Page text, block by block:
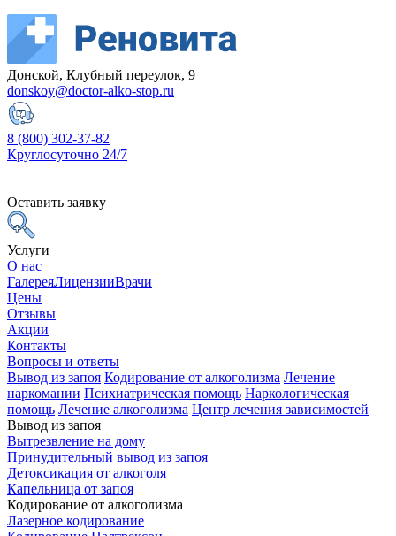
Донской, Клубный переулок, 9
donskoy@doctor-alko-stop.ru
8 (800) 302-37-82
Круглосуточно 24/7
Оставить заявку
Услуги
О нас
ГалереяЛицензииВрачи
Цены
Отзывы
Акции
Контакты
Вопросы и ответы
Вывод из запоя Кодирование от алкоголизма Лечение
наркомании Психиатрическая помощь Наркологическая
помощь Лечение алкоголизма Центр лечения зависимостей
Вывод из запоя
Вытрезвление на дому
Принудительный вывод из запоя
Детоксикация от алкоголя
Капельница от запоя
Кодирование от алкоголизма
Лазерное кодирование